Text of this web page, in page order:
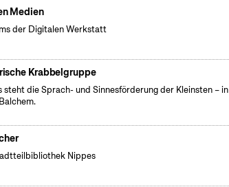
Medien
der Digitalen Werkstatt
Krabbelgruppe
die Sprach- und Sinnesförderung der Kleinsten – in
Nippes